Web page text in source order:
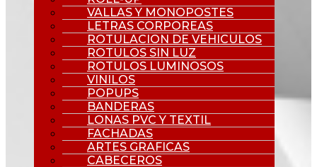
VALLAS Y MONOPOSTES
LETRAS CORPOREAS
ROTULACION DE VEHICULOS
ROTULOS SIN LUZ
ROTULOS LUMINOSOS
VINILOS
POPUPS
BANDERAS
LONAS PVC Y TEXTIL
FACHADAS
ARTES GRAFICAS
CABECEROS